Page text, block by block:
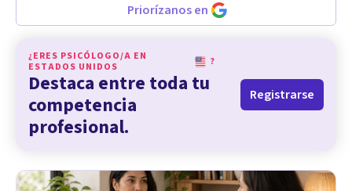
Priorízanos en
¿ERES PSICÓLOGO/A EN
ESTADOS UNIDOS
?
Destaca entre toda tu
competencia
profesional.
Registrarse